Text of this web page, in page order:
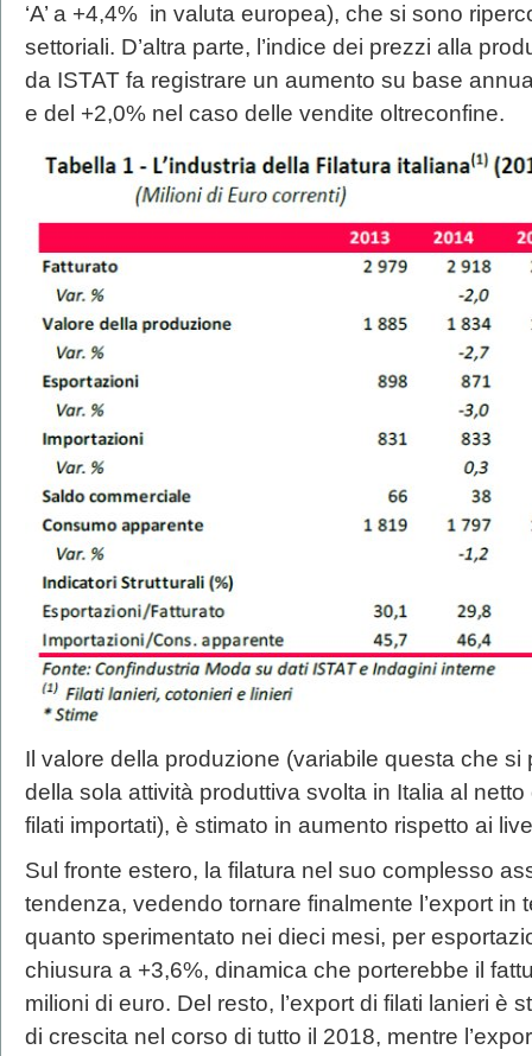
‘A’ a +4,4% in valuta europea), che si sono
settoriali. D’altra parte, l’indice dei prezzi alla
da ISTAT fa registrare un aumento su base
e del +2,0% nel caso delle vendite oltreconfine.
Il valore della produzione (variabile questa che si
della sola attività produttiva svolta in Italia al
filati importati), è stimato in aumento rispetto ai
Sul fronte estero, la filatura nel suo complesso
tendenza, vedendo tornare finalmente l’export in
quanto sperimentato nei dieci mesi, per
chiusura a +3,6%, dinamica che porterebbe il
milioni di euro. Del resto, l’export di filati lanieri è
di crescita nel corso di tutto il 2018, mentre